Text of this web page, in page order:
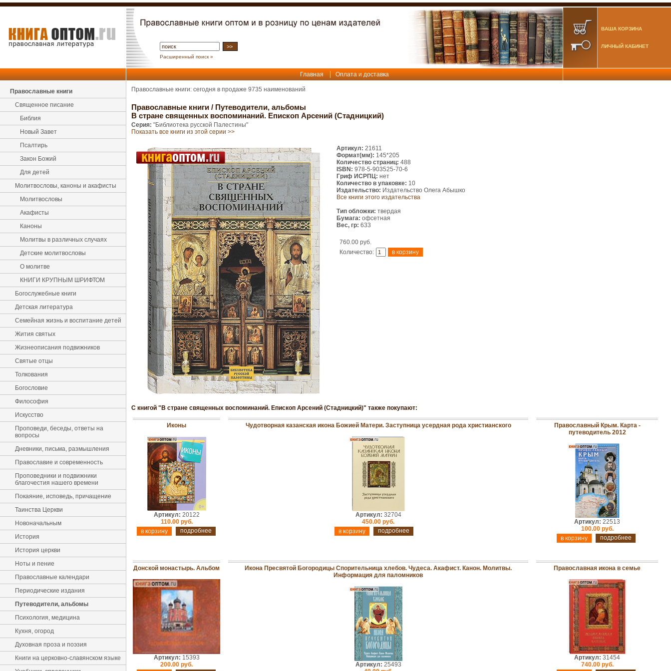
Расширенный поиск »
ВАША КОРЗИНА
ЛИЧНЫЙ КАБИНЕТ
Главная Оплата и доставка
Православные книги
Священное писание
Библия
Новый Завет
Псалтирь
Закон Божий
Для детей
Молитвословы, каноны и акафисты
Молитвословы
Акафисты
Каноны
Молитвы в различных случаях
Детские молитвословы
О молитве
КНИГИ КРУПНЫМ ШРИФТОМ
Богослужебные книги
Детская литература
Семейная жизнь и воспитание детей
Жития святых
Жизнеописания подвижников
Святые отцы
Толкования
Богословие
Философия
Искусство
Проповеди, беседы, ответы на
вопросы
Дневники, письма, размышления
Православие и современность
Проповедники и подвижники
благочестия нашего времени
Покаяние, исповедь, причащение
Таинства Церкви
Новоначальным
История
История церкви
Ноты и пение
Православные календари
Периодические издания
Путеводители, альбомы
Психология, медицина
Кухня, огород
Духовная проза и поэзия
Книги на церковно-славянском языке
Православные книги: сегодня в продаже 9735 наименований
Православные книги / Путеводители, альбомы
В стране священных воспоминаний. Епископ Арсений (Стадницкий)
Серия: "Библиотека русской Палестины"
Показать все книги из этой серии >>
Артикул: 21611
Формат(мм): 145*205
Количество страниц: 488
ISBN: 978-5-903525-70-6
Гриф ИСРПЦ: нет
Количество в упаковке: 10
Издательство: Издательство Олега Абышко
Все книги этого издательства
Тип обложки: твердая
Бумага: офсетная
Вес, гр: 633
760.00 руб.
Количество:
С книгой "В стране священных воспоминаний. Епископ Арсений (Стадницкий)" также покупают:
Иконы
Артикул: 20122
110.00 руб.
подробнее
Чудотворная казанская икона Божией Матери. Заступница усердная рода христианского
Артикул: 32704
450.00 руб.
подробнее
Православный Крым. Карта -
путеводитель 2012
Артикул: 22513
100.00 руб.
подробнее
Донской монастырь. Альбом
Артикул: 15393
200.00 руб.
Икона Пресвятой Богородицы Спорительница хлебов. Чудеса. Акафист. Канон. Молитвы.
Информация для паломников
Артикул: 25493
Православная икона в семье
Артикул: 31454
740.00 руб.